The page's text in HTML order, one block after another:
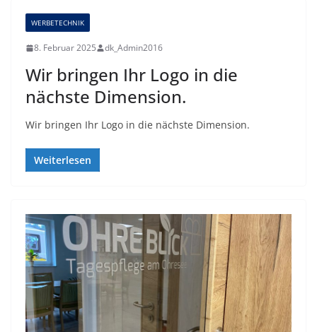
WERBETECHNIK
8. Februar 2025 dk_Admin2016
Wir bringen Ihr Logo in die
nächste Dimension.
Wir bringen Ihr Logo in die nächste Dimension.
Weiterlesen